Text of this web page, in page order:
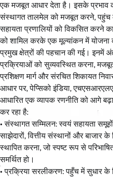
एक मजबूत आधार देता है। इसके
संस्थागत तालमेल को मजबूत करने, पहुंच
सहायता प्रणालियों को विकसित करने
को शामिल करके एक मूल्यांकन में
प्रमुख क्षेत्रों की पहचान की गई। इनमें
प्रक्रियाओं को सुव्यवस्थित करना,
प्रशिक्षण मार्ग और संरचित शिकायत
आधार पर, पेप्सिको इंडिया,
आधारित एक व्यापक रणनीति को आगे
कर रहा है:
• संस्थागत सम्मिलन: स्वयं सहायता
साझेदारों, वित्तीय संस्थानों और बाजार
स्थापित करना, जो स्पष्ट रूप से
समर्थित हो।
• प्रक्रिया सरलीकरण: पहुँच में सुधार के